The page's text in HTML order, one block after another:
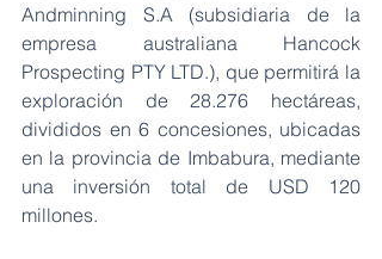
Andminning S.A (subsidiaria de la
empresa australiana Hancock
Prospecting PTY LTD.), que permitirá la
exploración de 28.276 hectáreas,
divididos en 6 concesiones, ubicadas
en la provincia de Imbabura, mediante
una inversión total de USD 120
millones.